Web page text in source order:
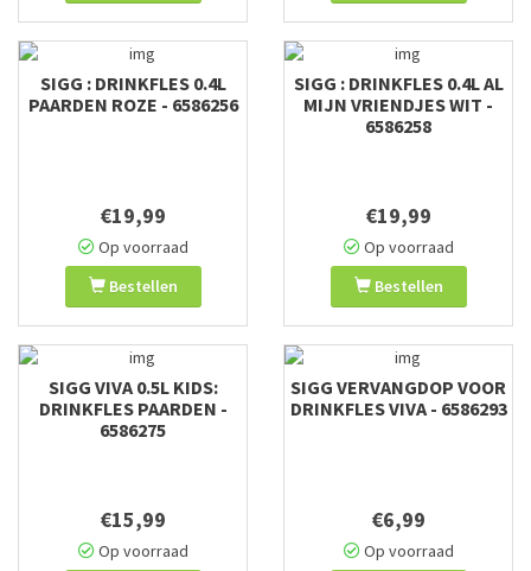
SIGG : DRINKFLES 0.4L
PAARDEN ROZE - 6586256
€19,99
Op voorraad
Bestellen
SIGG : DRINKFLES 0.4L AL
MIJN VRIENDJES WIT -
6586258
€19,99
Op voorraad
Bestellen
SIGG VIVA 0.5L KIDS:
DRINKFLES PAARDEN -
6586275
€15,99
Op voorraad
SIGG VERVANGDOP VOOR
DRINKFLES VIVA - 6586293
€6,99
Op voorraad